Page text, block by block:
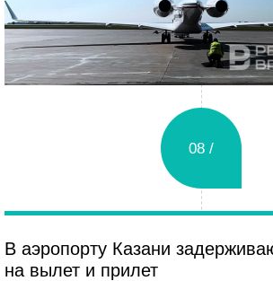
08 /
В аэропорту Казани
на вылет и прилет